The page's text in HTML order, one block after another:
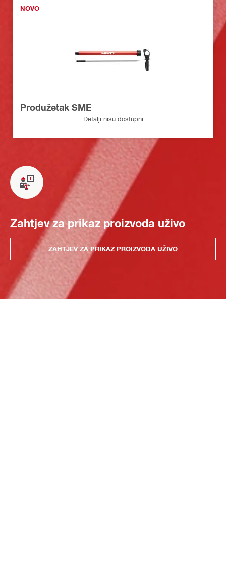
NOVO
Produžetak SME
Detalji nisu dostupni
Zahtjev za prikaz proizvoda uživo
ZAHTJEV ZA PRIKAZ PROIZVODA UŽIVO